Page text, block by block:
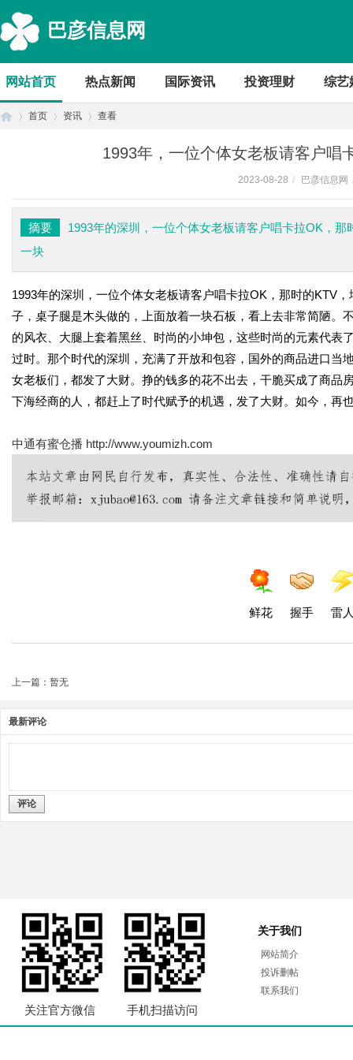
巴彦信息网
网站首页 热点新闻 国际资讯 投资理财 综艺
首页 资讯 查看
1993年，一位个体女老板请客户唱
2023-08-28 / 巴彦信息网
摘要
1993年的深圳，一位个体女老板请客户唱卡拉OK，
一块
1993年的深圳，一位个体女老板请客户唱卡拉OK，那时的KTV
子，桌子腿是木头做的，上面放着一块石板，看上去非常简陋。
的风衣、大腿上套着黑丝、时尚的小坤包，这些时尚的元素代表
过时。那个时代的深圳，充满了开放和包容，国外的商品进口当
女老板们，都发了大财。挣的钱多的花不出去，干脆买成了商品
下海经商的人，都赶上了时代赋予的机遇，发了大财。如今，再
中通有蜜仓播 http://www.youmizh.com
鲜花 握手 雷
上一篇：暂无
最新评论
评论
关注官方微信 手机扫描访问
关于我们
网站简介
投诉删帖
联系我们